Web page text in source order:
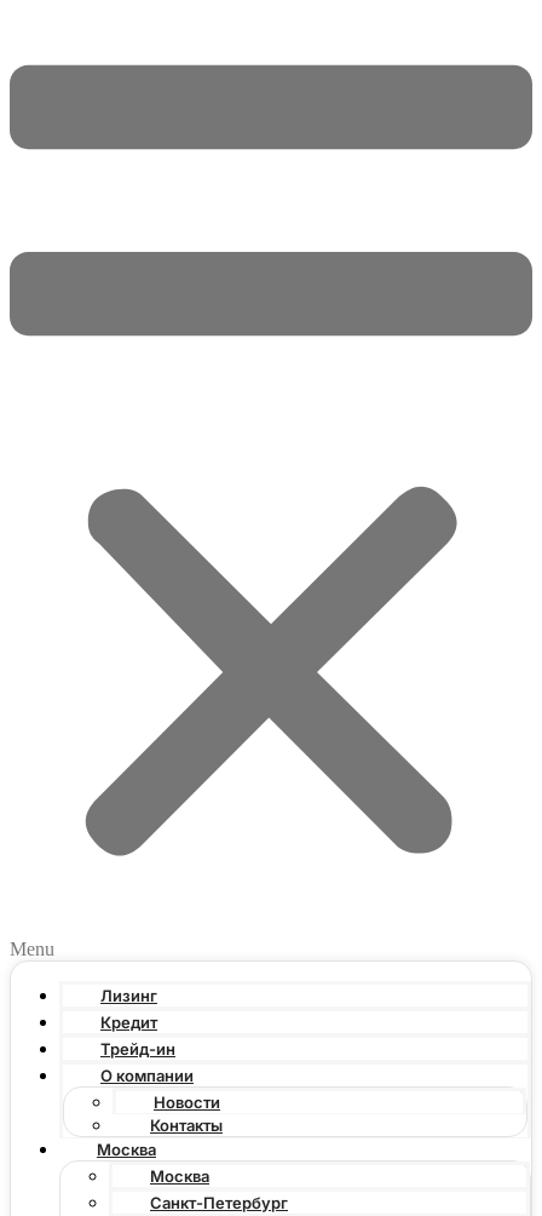
Menu
Лизинг
Кредит
Трейд-ин
О компании
Новости
Контакты
Москва
Москва
Санкт-Петербург